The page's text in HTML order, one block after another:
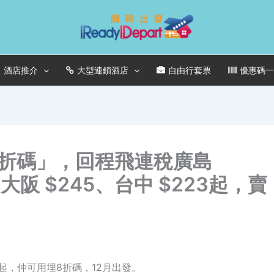
酒店推介 大型連鎖酒店 自由行套票 優惠碼
碼」，回程飛連稅廣島
阪 $245、台中 $223起，賣
仲可用埋8折碼，12月出發。